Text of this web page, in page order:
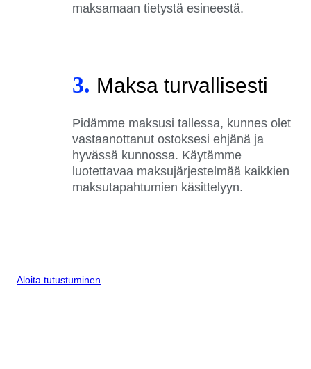
maksamaan tietystä esineestä.
3. Maksa turvallisesti
Pidämme maksusi tallessa, kunnes olet
vastaanottanut ostoksesi ehjänä ja
hyvässä kunnossa. Käytämme
luotettavaa maksujärjestelmää kaikkien
maksutapahtumien käsittelyyn.
Aloita tutustuminen